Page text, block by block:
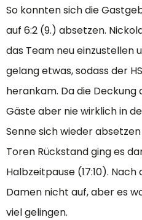
So konnten sich die
auf 6:2 (9.) absetzen.
das Team neu einzustellen
gelang etwas, sodass der
herankam. Da die
Gäste aber nie wirklich in
Senne sich wieder absetzen
Toren Rückstand ging es
Halbzeitpause (17:10).
Damen nicht auf, aber es
viel gelingen.